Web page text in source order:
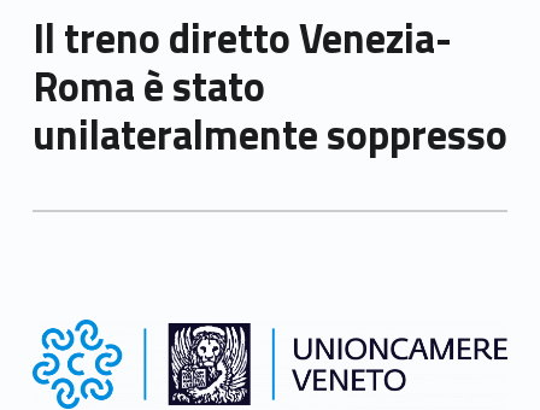
Il treno diretto Venezia-
Roma è stato
unilateralmente soppresso